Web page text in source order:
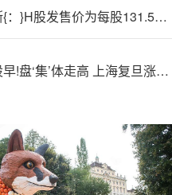
赛力斯{：}H股发售价为每股131.5港元 11月5日挂牌上市
芯片股早!盘‘集’体走高 上海复旦涨超6%华虹半导体涨超4%